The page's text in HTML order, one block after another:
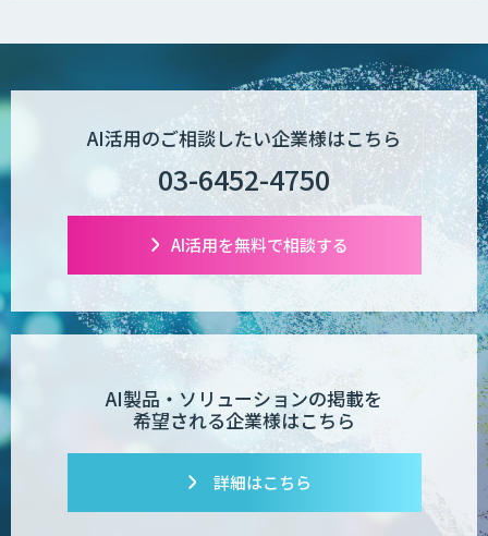
AI活用のご相談したい企業様はこちら
03-6452-4750
AI活用を無料で相談する
AI製品・ソリューションの掲載を
希望される企業様はこちら
詳細はこちら